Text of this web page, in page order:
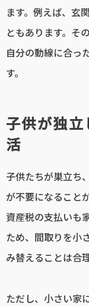
ます。例えば、玄
ともあります。そ
自分の動線に合っ
す。
子供が独
活
子供たちが巣立ち
が不要になること
資産税の支払いも
ため、間取りを小
み替えることは合
ただし、小さい家